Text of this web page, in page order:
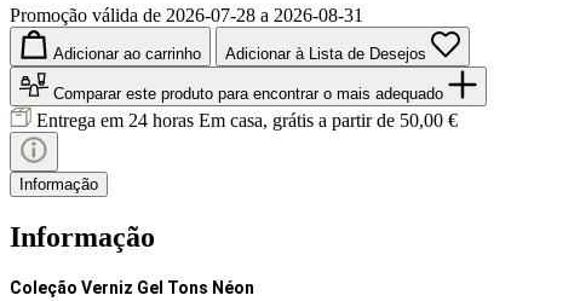
Promoção válida de 2026-07-28 a 2026-08-31
Adicionar ao carrinho Adicionar à Lista de Desejos
Comparar este produto para encontrar o mais adequado
Entrega em 24 horas Em casa, grátis a partir de 50,00 €
Informação
Informação
Coleção Verniz Gel Tons Néon